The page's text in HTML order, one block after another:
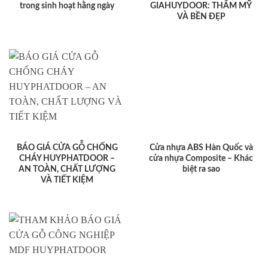
trong sinh hoạt hằng ngày
GIAHUYDOOR: THẨM MỸ
VÀ BỀN ĐẸP
BÁO GIÁ CỬA GỖ CHỐNG
CHÁY HUYPHATDOOR –
AN TOÀN, CHẤT LƯỢNG
VÀ TIẾT KIỆM
Cửa nhựa ABS Hàn Quốc và
cửa nhựa Composite – Khác
biệt ra sao